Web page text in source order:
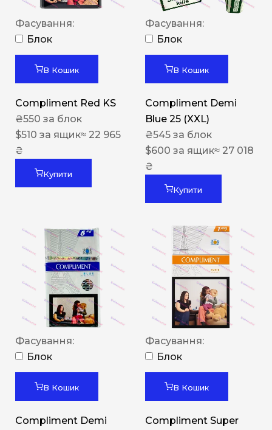
Фасування:
Блок
В Кошик
Compliment Red KS
₴550 за блок
$510 за ящик≈ 22 965
₴
Купити
Фасування:
Блок
В Кошик
Compliment Demi
Blue 25 (XXL)
₴545 за блок
$600 за ящик≈ 27 018
₴
Купити
Фасування:
Блок
В Кошик
Compliment Demi
Фасування:
Блок
В Кошик
Compliment Super